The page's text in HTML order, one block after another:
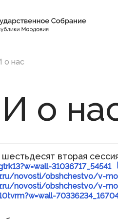
Четверг
нас
о
шестьдесят вторая
31036717_54541
novosti/obshchestvo/v-
novosti/obshchestvo/v-